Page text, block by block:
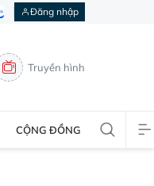
Đăng nhập
Truyền hình
CỘNG ĐỒNG